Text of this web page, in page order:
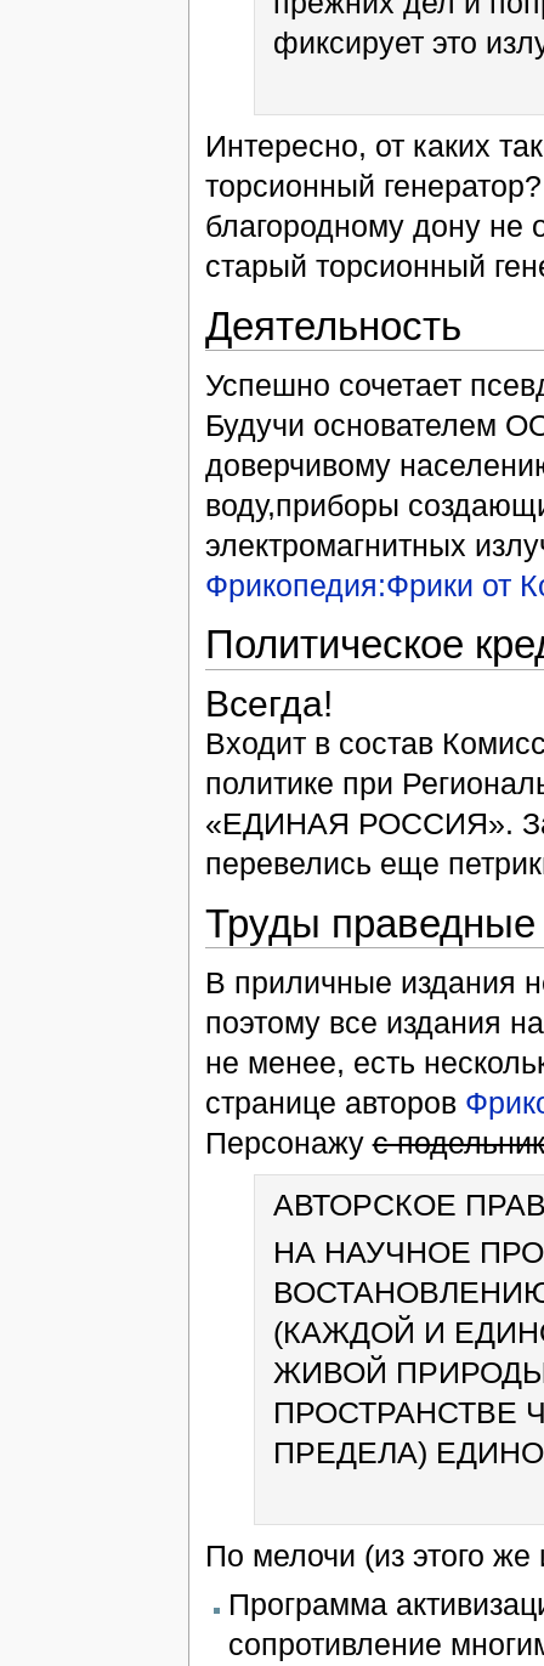
фиксирует это
Интересно, от каких
торсионный
благородному дону не
старый торсионный
Деятельность
Успешно сочетает
Будучи основателем
доверчивому
воду,приборы
электромагнитных
Фрикопедия:Фрики от
Политическое
Всегда!
Входит в состав
политике при
«ЕДИНАЯ РОССИЯ».
перевелись еще
Труды праведные
В приличные издания
поэтому все издания
не менее, есть
странице авторов
Персонажус
АВТОРСКОЕ
НА НАУЧНОЕ
(КАЖДОЙ И
ЖИВОЙ
ПРОСТРАНСТВЕ
ПРЕДЕЛА)
По мелочи (из этого же
Программа
сопротивление